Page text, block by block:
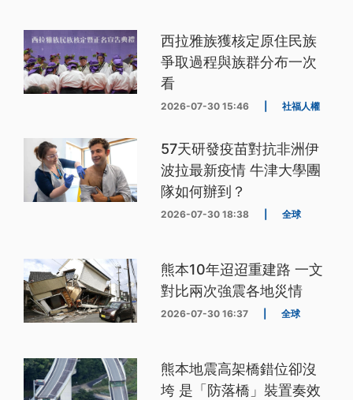
西拉雅族獲核定原住民族
爭取過程與族群分布一次
看
2026-07-30 15:46 社福人權
57天研發疫苗對抗非洲伊
波拉最新疫情 牛津大學團
隊如何辦到？
2026-07-30 18:38 全球
熊本10年迢迢重建路 一文
對比兩次強震各地災情
2026-07-30 16:37 全球
熊本地震高架橋錯位卻沒
垮 是「防落橋」裝置奏效